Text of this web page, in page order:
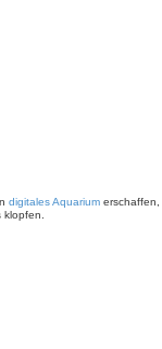
digitales Aquarium erschaffen,